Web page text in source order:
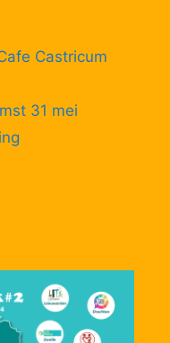
Castricum
31 mei